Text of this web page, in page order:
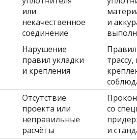
или
некачественное
соединение
и
Нарушение
правил укладки
и крепления
Отсутствие
проекта или
неправильные
расчёты
со
и